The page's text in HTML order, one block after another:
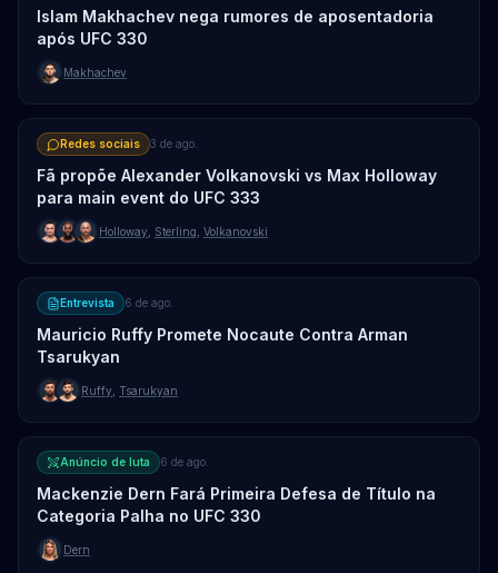
Islam Makhachev nega rumores de aposentadoria
após UFC 330
Makhachev
Redes sociais 3 de ago.
Fã propõe Alexander Volkanovski vs Max Holloway
para main event do UFC 333
Holloway Sterling Volkanovski
Entrevista 6 de ago.
Mauricio Ruffy Promete Nocaute Contra Arman
Tsarukyan
Ruffy Tsarukyan
Anúncio de luta 6 de ago.
Mackenzie Dern Fará Primeira Defesa de Título na
Categoria Palha no UFC 330
Dern